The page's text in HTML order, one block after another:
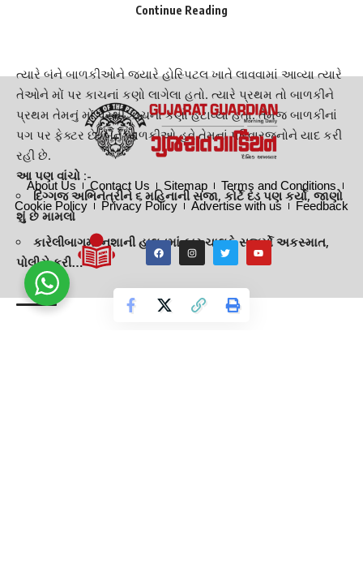
કરી રહ્યા છીએ કે બાળકીનાં પરિવારજનો આવે ત્યાં સુધી અમે તેમને
ત્યારે બંને બાળકીઓને જ્યારેહોસ્પિટલખાતે લાવવામાં આવ્યા ત્યારે
તેઓને મોં પર કાચનાં કણો લાગેલા હતો. ત્યારે પ્રથમ તો બાળકીને
પ્રથમ તેમનું મોં પરથી કાચનાં કણો હટાવ્યા હતા. તેમજ બાળકીનાં
પગ પર ફેક્ટર છે. બંને બાળકીઓ હવે તેમનાંપરિવારજનોને યાદ કરી
રહી છે.
આ પણ વાંચો :-
દિગ્ગજ અભિનેત્રીને ૬ મહિનાની સજા, કોર્ટે દંડ પણ કર્યો, જાણો
શું છે મામલો
કારેલીબાગમાં નશાની હાલતમાં કાર ચાલકે સર્જ્યો અકસ્માત,
પોલીસે કરી…
Continue Reading
About Us Contact Us Sitemap
Terms and Conditions
Cookie Policy
Privacy Policy Advertise with us Feedback